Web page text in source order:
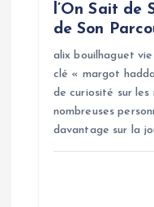
l’On Sait de
de Son
alix bouilhaguet
clé « margot
de curiosité sur les
nombreuses
davantage sur la